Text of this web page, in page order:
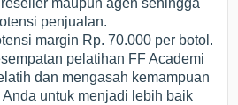
maupun agen sehingga
penjualan.
margin Rp. 70.000 per botol.
pelatihan FF Academi
dan mengasah kemampuan
untuk menjadi lebih baik